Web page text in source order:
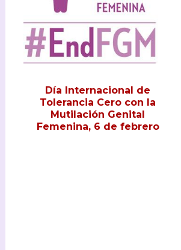
Día Internacional de
Tolerancia Cero con la
Mutilación Genital
Femenina, 6 de febrero